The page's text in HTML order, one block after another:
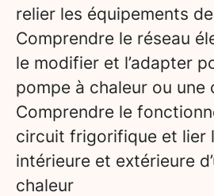
relier les équipements
Comprendre le réseau
le modifier et l’adapter
pompe à chaleur ou une
Comprendre le
circuit frigorifique et lier
intérieure et extérieure
chaleur